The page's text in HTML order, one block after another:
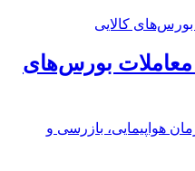
معاملات بورس‌های